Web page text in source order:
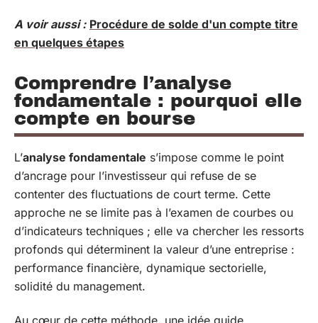
A voir aussi : Procédure de solde d'un compte titre
en quelques étapes
Comprendre l’analyse
fondamentale : pourquoi elle
compte en bourse
L’analyse fondamentale s’impose comme le point
d’ancrage pour l’investisseur qui refuse de se
contenter des fluctuations de court terme. Cette
approche ne se limite pas à l’examen de courbes ou
d’indicateurs techniques ; elle va chercher les ressorts
profonds qui déterminent la valeur d’une entreprise :
performance financière, dynamique sectorielle,
solidité du management.
Au cœur de cette méthode, une idée guide